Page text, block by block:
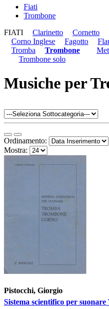
Fiati
Trombone
FIATI
Clarinetto Cornetto
Corno Inglese
Fagotto
Tromba
Trombone
Trombone solo
Musiche per
Ordinamento:
Mostra:
Pistocchi, Giorgio
Sistema scientifico per